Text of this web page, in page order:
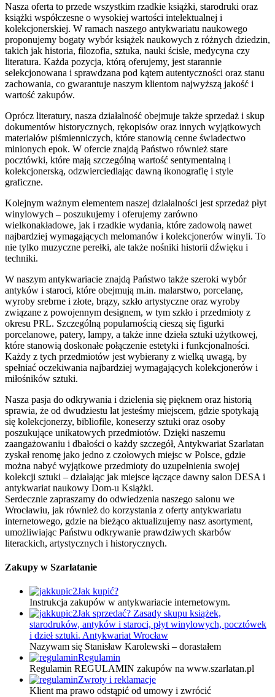
Nasza oferta to przede wszystkim rzadkie książki, starodruki oraz
książki współczesne o wysokiej wartości intelektualnej i
kolekcjonerskiej. W ramach naszego antykwariatu naukowego
proponujemy bogaty wybór książek naukowych z różnych dziedzin,
takich jak historia, filozofia, sztuka, nauki ścisłe, medycyna czy
literatura. Każda pozycja, którą oferujemy, jest starannie
selekcjonowana i sprawdzana pod kątem autentyczności oraz stanu
zachowania, co gwarantuje naszym klientom najwyższą jakość i
wartość zakupów.
Oprócz literatury, nasza działalność obejmuje także sprzedaż i skup
dokumentów historycznych, rękopisów oraz innych wyjątkowych
materiałów piśmienniczych, które stanowią cenne świadectwo
minionych epok. W ofercie znajdą Państwo również stare
pocztówki, które mają szczególną wartość sentymentalną i
kolekcjonerską, odzwierciedlając dawną ikonografię i style
graficzne.
Kolejnym ważnym elementem naszej działalności jest sprzedaż płyt
winylowych – poszukujemy i oferujemy zarówno
wielkonakładowe, jak i rzadkie wydania, które zadowolą nawet
najbardziej wymagających melomanów i kolekcjonerów winyli. To
nie tylko muzyczne perełki, ale także nośniki historii dźwięku i
techniki.
W naszym antykwariacie znajdą Państwo także szeroki wybór
antyków i staroci, które obejmują m.in. malarstwo, porcelanę,
wyroby srebrne i złote, brązy, szkło artystyczne oraz wyroby
związane z powojennym designem, w tym szkło i przedmioty z
okresu PRL. Szczególną popularnością cieszą się figurki
porcelanowe, patery, lampy, a także inne dzieła sztuki użytkowej,
które stanowią doskonałe połączenie estetyki i funkcjonalności.
Każdy z tych przedmiotów jest wybierany z wielką uwagą, by
spełniać oczekiwania najbardziej wymagających kolekcjonerów i
miłośników sztuki.
Nasza pasja do odkrywania i dzielenia się pięknem oraz historią
sprawia, że od dwudziestu lat jesteśmy miejscem, gdzie spotykają
się kolekcjonerzy, bibliofile, koneserzy sztuki oraz osoby
poszukujące unikatowych przedmiotów. Dzięki naszemu
zaangażowaniu i dbałości o każdy szczegół, Antykwariat Szarlatan
zyskał renomę jako jedno z czołowych miejsc w Polsce, gdzie
można nabyć wyjątkowe przedmioty do uzupełnienia swojej
kolekcji sztuki – działając jak miejsce łączące dawny salon DESA i
antykwariat naukowy Dom-u Książki.
Serdecznie zapraszamy do odwiedzenia naszego salonu we
Wrocławiu, jak również do korzystania z oferty antykwariatu
internetowego, gdzie na bieżąco aktualizujemy nasz asortyment,
umożliwiając Państwu odkrywanie prawdziwych skarbów
literackich, artystycznych i historycznych.
Zakupy w Szarlatanie
Jak kupić?
Instrukcja zakupów w antykwariacie internetowym.
Jak sprzedać? Zasady skupu książek,
starodruków, antyków i staroci, płyt winylowych, pocztówek
i dzieł sztuki. Antykwariat Wrocław
Nazywam się Stanisław Karolewski – dorastałem
Regulamin
Regulamin REGULAMIN zakupów na www.szarlatan.pl
Zwroty i reklamacje
Klient ma prawo odstąpić od umowy i zwrócić